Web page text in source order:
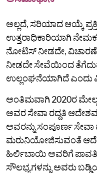
ಅಲ್ಲದೆ, ಸರಿಯಾದ ಆಯ್ಕೆ
ಉತ್ತರಾಧಿಕಾರಿಯಾಗಿ
ನೋಟಿಸ್ ನೀಡದೇ, ವಿಚಾರಣೆ
ನೀಡದೇ ಸೇವೆಯಿಂದ
ಉಲ್ಲಂಘನೆಯಾಗಿದೆ ಎಂದು
ಅಂತಿಮವಾಗಿ 2020ರ
ಅವರ ಸೇವಾ ರದ್ದತಿ
ಅವರನ್ನು ಸಂಪೂರ್ಣ ಸೇವಾ
ಮರುನಿಯೋಜಿಸುವಂತೆ
ಹಿರ್ಲಿಬಾಯಿ ಅವರಿಗೆ
ಸೌಲಭ್ಯಗಳನ್ನು ಅವರು